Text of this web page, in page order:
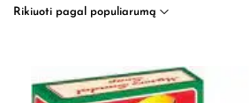
Rikiuoti pagal populiarumą